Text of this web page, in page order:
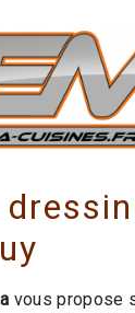
vous propose